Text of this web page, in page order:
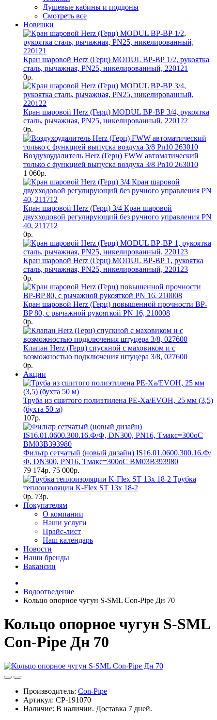
Душевые кабины и поддоны
Смотреть все
Новинки
Кран шаровой Herz (Герц) MODUL ВР-ВР 1/2, рукоятка
сталь, рычажная, PN25, никелированный, 220121
0р.
Кран шаровой Herz (Герц) MODUL ВР-ВР 3/4, рукоятка
сталь, рычажная, PN25, никелированный, 220122
0р.
Воздухоудалитель Herz (Герц) FWW автоматический
только с функцией выпуска воздуха 3/8 Pn10 263010
1 060р.
Кран шаровой Herz (Герц) 3/4 Кран шаровой
двухходовой регулирующий без ручного управления PN
40, 211712
0р.
Кран шаровой Herz (Герц) MODUL ВР-ВР 1, рукоятка
сталь, рычажная, PN25, никелированный, 220123
0р.
Кран шаровой Herz (Герц) повышенной прочности BP-
BP 80, с рычажной рукояткой PN 16, 210008
0р.
Клапан Herz (Герц) спускной с маховиком и с
возможностью подключения штуцера 3/8, 027600
0р.
Акции
Труба из сшитого полиэтилена PE-Xa/EVOH, 25 мм (3,5)
(бухта 50 м)
107р.
Фильтр сетчатый (новый дизайн) IS16.01.0600.300.16.Ф/
Ф, DN300, РN16, Тмакс=300оС BM03B393980
79 174р. 75 000р.
Трубка
теплоизоляции K-Flex ST 13х 18-2
0р. 73р.
Покупателям
О компании
Наши услуги
Прайс-лист
Наш календарь
Новости
Наши бренды
Вакансии
Водоотведение
Кольцо опорное чугун S-SML Con-Pipe Дн 70
Кольцо опорное чугун S-SML
Con-Pipe Дн 70
Производитель: Con-Pipe
Артикул: CP-191070
Наличие: В наличии. Доставка 7 дней.